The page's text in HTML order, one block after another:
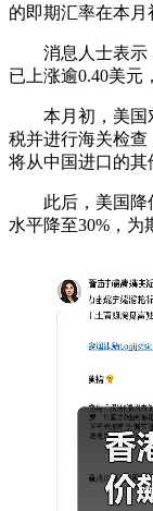
的即期汇率在本月
消息人士表示，
已上涨逾0.40美元
本月初，美国对
税并进行海关检
将从中国进口的其
此后，美国降低
水平降至30%，为